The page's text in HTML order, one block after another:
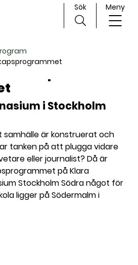
Sök Meny
i Stockholm
samhälle är konstruerat och
tanken på att plugga vidare
eller journalist? Då är
påKlara
Stockholm Södra något för
ligger på Södermalm i